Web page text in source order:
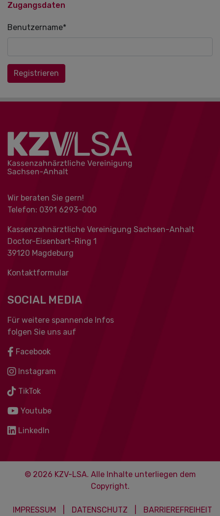
Zugangsdaten
Pflichtfeld
Benutzername*
Registrieren
Wir beraten Sie gern!
Telefon: 0391 ‍6293-000
Kassenzahnärztliche Vereinigung Sachsen-Anhalt
Doctor-Eisenbart-Ring 1
39120 Magdeburg
Kontaktformular
SOCIAL MEDIA
Für weitere spannende Infos
folgen Sie uns auf
Facebook
Instagram
TikTok
Youtube
LinkedIn
© 2026 KZV-LSA. Alle Inhalte unterliegen dem
Copyright.
IMPRESSUM DATENSCHUTZ BARRIEREFREIHEIT